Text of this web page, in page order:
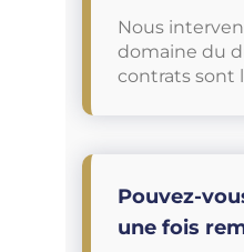
Nous
domaine du
contrats sont
Pouvez-
une fois